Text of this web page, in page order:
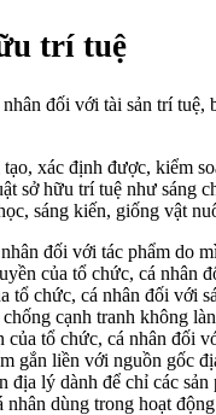
trí tuệ
đối với tài sản trí
xác định được, kiểm
sở hữu trí tuệ như sáng
sáng kiến, giống vật
đối với tác phẩm do
của tổ chức, cá
tổ chức, cá nhân đối với
cạnh tranh không
tổ chức, cá nhân đối
gắn liền với nguồn gốc
địa lý dành để chỉ các
dùng trong hoạt